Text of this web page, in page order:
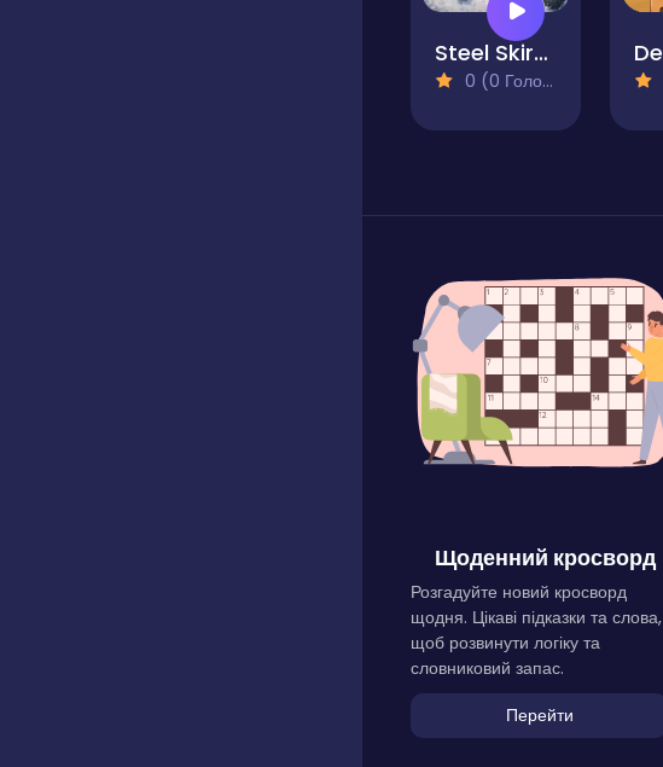
Steel Skirmish
0 (0 Голосів)
Щоденний кросворд
Розгадуйте новий кросворд
щодня. Цікаві підказки та слова,
щоб розвинути логіку та
словниковий запас.
Перейти